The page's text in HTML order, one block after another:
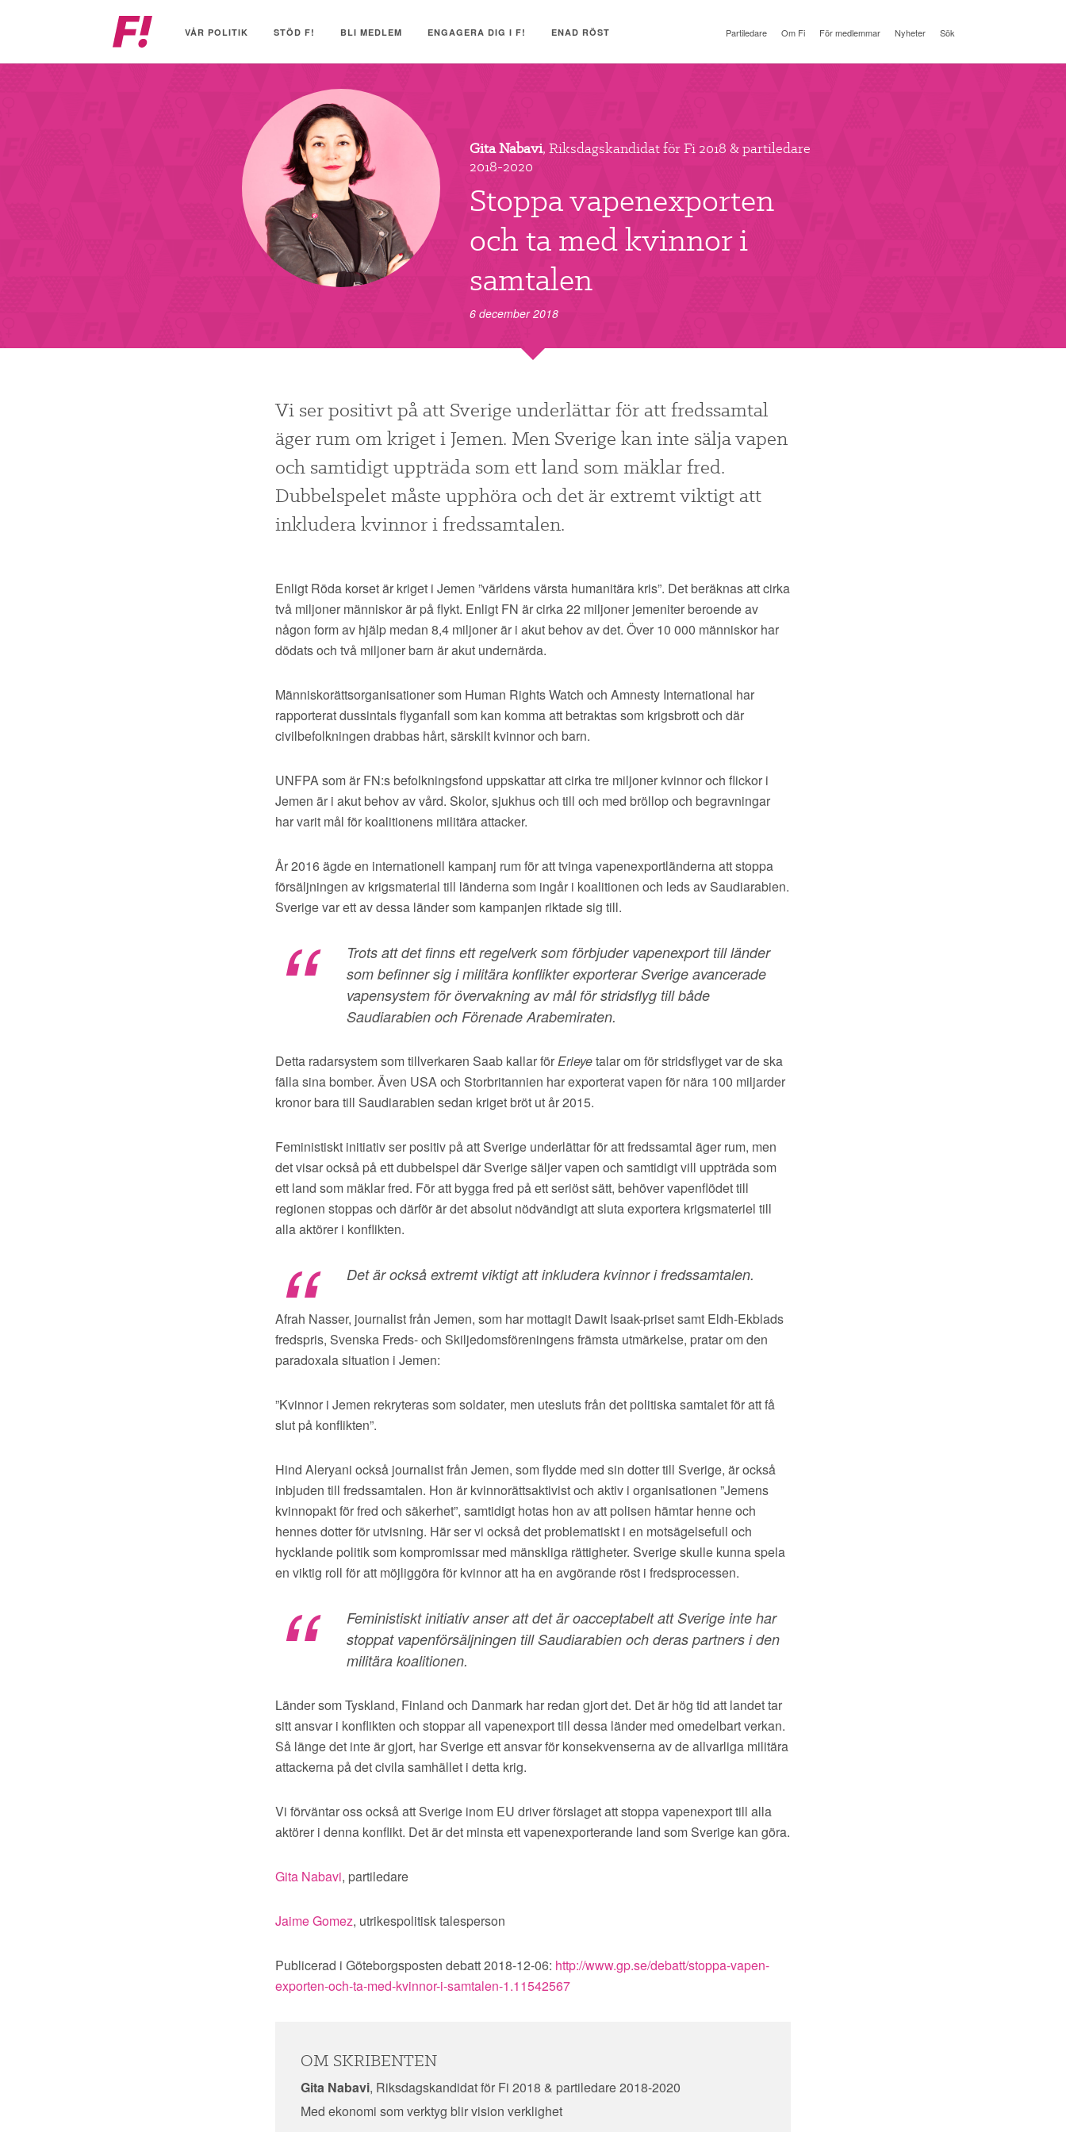
initiativ
VÅR POLITIK STÖD F! BLI MEDLEM ENGAGERA DIG I F! ENAD RÖST Partiledare Om Fi För medlemmar Nyheter Sök
Gita Nabavi, Riksdagskandidat för Fi 2018 & partiledare
2018-2020
Stoppa vapenexporten
och ta med kvinnor i
samtalen
6 december 2018
Vi ser positivt på att Sverige underlättar för att fredssamtal
äger rum om kriget i Jemen. Men Sverige kan inte sälja vapen
och samtidigt uppträda som ett land som mäklar fred.
Dubbelspelet måste upphöra och det är extremt viktigt att
inkludera kvinnor i fredssamtalen.
Enligt Röda korset är kriget i Jemen ”världens värsta humanitära kris”. Det beräknas att cirka
två miljoner människor är på flykt. Enligt FN är cirka 22 miljoner jemeniter beroende av
någon form av hjälp medan 8,4 miljoner är i akut behov av det. Över 10 000 människor har
dödats och två miljoner barn är akut undernärda.
Människorättsorganisationer som Human Rights Watch och Amnesty International har
rapporterat dussintals flyganfall som kan komma att betraktas som krigsbrott och där
civilbefolkningen drabbas hårt, särskilt kvinnor och barn.
UNFPA som är FN:s befolkningsfond uppskattar att cirka tre miljoner kvinnor och flickor i
Jemen är i akut behov av vård. Skolor, sjukhus och till och med bröllop och begravningar
har varit mål för koalitionens militära attacker.
År 2016 ägde en internationell kampanj rum för att tvinga vapenexportländerna att stoppa
försäljningen av krigsmaterial till länderna som ingår i koalitionen och leds av Saudiarabien.
Sverige var ett av dessa länder som kampanjen riktade sig till.
Trots att det finns ett regelverk som förbjuder vapenexport till länder
som befinner sig i militära konflikter exporterar Sverige avancerade
vapensystem för övervakning av mål för stridsflyg till både
Saudiarabien och Förenade Arabemiraten.
Detta radarsystem som tillverkaren Saab kallar förErieyetalar om för stridsflyget var de ska
fälla sina bomber. Även USA och Storbritannien har exporterat vapen för nära 100 miljarder
kronor bara till Saudiarabien sedan kriget bröt ut år 2015.
Feministiskt initiativ ser positiv på att Sverige underlättar för att fredssamtal äger rum, men
det visar också på ett dubbelspel där Sverige säljer vapen och samtidigt vill uppträda som
ett land som mäklar fred. För att bygga fred på ett seriöst sätt, behöver vapenflödet till
regionen stoppas och därför är det absolut nödvändigt att sluta exportera krigsmateriel till
alla aktörer i konflikten.
Det är också extremt viktigt att inkludera kvinnor i fredssamtalen.
Afrah Nasser, journalist från Jemen, som har mottagit Dawit Isaak-priset samt Eldh-Ekblads
fredspris, Svenska Freds- och Skiljedomsföreningens främsta utmärkelse, pratar om den
paradoxala situation i Jemen:
”Kvinnor i Jemen rekryteras som soldater, men utesluts från det politiska samtalet för att få
slut på konflikten”.
Hind Aleryani också journalist från Jemen, som flydde med sin dotter till Sverige, är också
inbjuden till fredssamtalen. Hon är kvinnorättsaktivist och aktiv i organisationen ”Jemens
kvinnopakt för fred och säkerhet”, samtidigt hotas hon av att polisen hämtar henne och
hennes dotter för utvisning. Här ser vi också det problematiskt i en motsägelsefull och
hycklande politik som kompromissar med mänskliga rättigheter. Sverige skulle kunna spela
en viktig roll för att möjliggöra för kvinnor att ha en avgörande röst i fredsprocessen.
Feministiskt initiativ anser att det är oacceptabelt att Sverige inte har
stoppat vapenförsäljningen till Saudiarabien och deras partners i den
militära koalitionen.
Länder som Tyskland, Finland och Danmark har redan gjort det. Det är hög tid att landet tar
sitt ansvar i konflikten och stoppar all vapenexport till dessa länder med omedelbart verkan.
Så länge det inte är gjort, har Sverige ett ansvar för konsekvenserna av de allvarliga militära
attackerna på det civila samhället i detta krig.
Vi förväntar oss också att Sverige inom EU driver förslaget att stoppa vapenexport till alla
aktörer i denna konflikt. Det är det minsta ett vapenexporterande land som Sverige kan göra.
Gita Nabavi, partiledare
Jaime Gomez, utrikespolitisk talesperson
Publicerad i Göteborgsposten debatt 2018-12-06: http://www.gp.se/debatt/stoppa-vapen-
exporten-och-ta-med-kvinnor-i-samtalen-1.11542567
OM SKRIBENTEN
Gita Nabavi, Riksdagskandidat för Fi 2018 & partiledare 2018-2020
Med ekonomi som verktyg blir vision verklighet